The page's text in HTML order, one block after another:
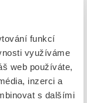
funkcí
využíváme
web používáte,
inzerci a
s dalšími
1 594,21 Kč/ks
do košíku